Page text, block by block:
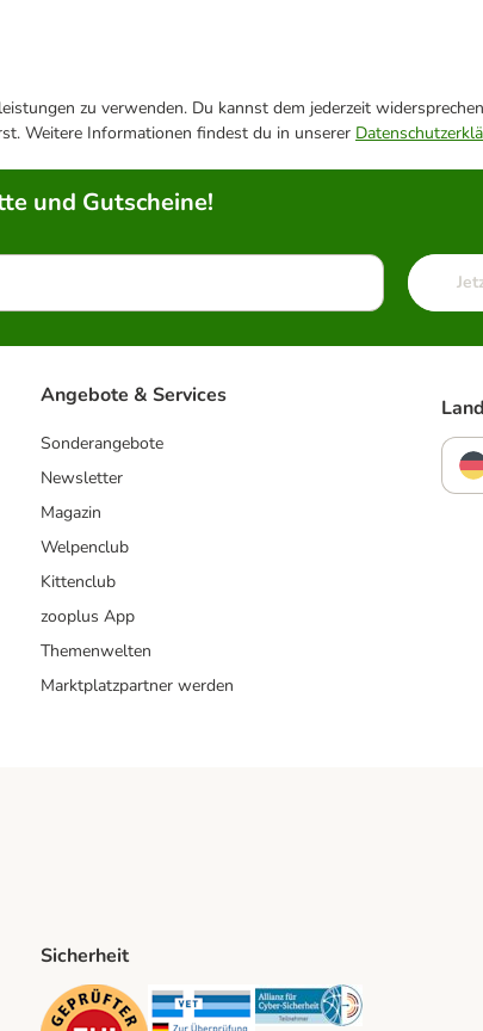
zu verwenden. Du kannst dem jederzeit
Weitere Informationen findest du in unserer
und Gutscheine!
Angebote & Services
Sonderangebote
Newsletter
Magazin
Welpenclub
Kittenclub
zooplus App
Themenwelten
Marktplatzpartner werden
Sicherheit
Security Security Security